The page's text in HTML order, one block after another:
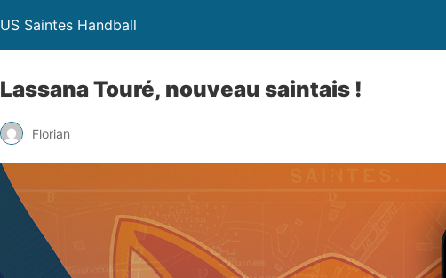
US Saintes Handball
Lassana Touré, nouveau saintais !
Florian